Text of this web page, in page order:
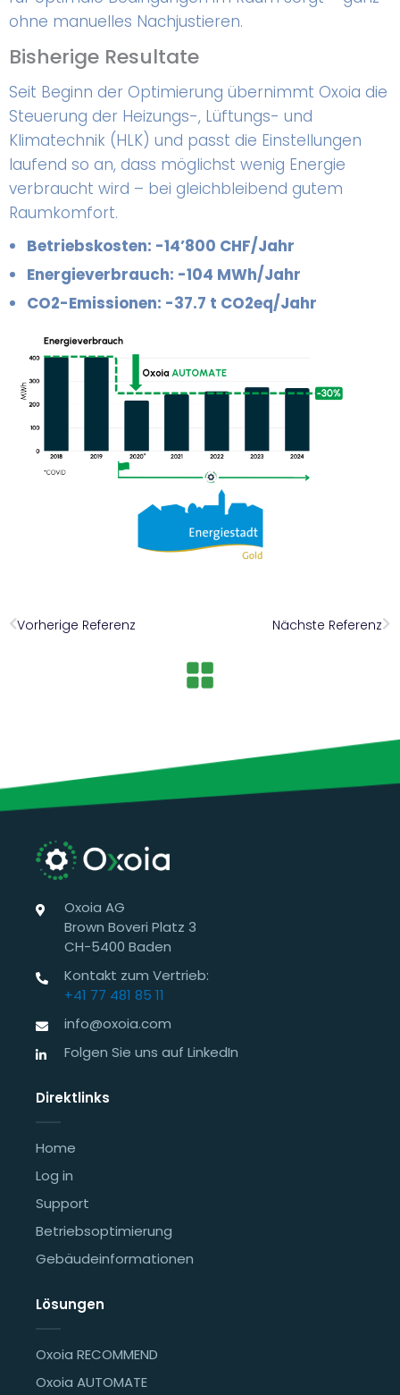
ohne manuelles Nachjustieren.
Bisherige Resultate
Seit Beginn der Optimierung übernimmt Oxoia die
Steuerung der Heizungs-, Lüftungs- und
Klimatechnik (HLK) und passt die Einstellungen
laufend so an, dass möglichst wenig Energie
verbraucht wird – bei gleichbleibend gutem
Raumkomfort.
Betriebskosten: -14’800 CHF/Jahr
Energieverbrauch: -104 MWh/Jahr
CO2-Emissionen: -37.7 t CO2eq/Jahr
Zurück
Vorherige Referenz Nächste Referenz
Oxoia AG
Brown Boveri Platz 3
CH-5400 Baden
Kontakt zum Vertrieb:
+41 77 481 85 11
info@oxoia.com
Folgen Sie uns auf LinkedIn
Direktlinks
Home
Log in
Support
Betriebsoptimierung
Gebäudeinformationen
Lösungen
Oxoia RECOMMEND
Oxoia AUTOMATE